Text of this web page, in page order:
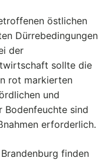
östlichen
Dürrebedingungen
der
sollte die
rot markierten
und
Bodenfeuchte sind
erforderlich.
finden